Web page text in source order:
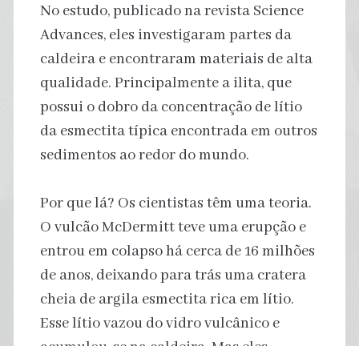
No estudo, publicado na revista Science
Advances, eles investigaram partes da
caldeira e encontraram materiais de alta
qualidade. Principalmente a ilita, que
possui o dobro da concentração de lítio
da esmectita típica encontrada em outros
sedimentos ao redor do mundo.
Por que lá? Os cientistas têm uma teoria.
O vulcão McDermitt teve uma erupção e
entrou em colapso há cerca de 16 milhões
de anos, deixando para trás uma cratera
cheia de argila esmectita rica em lítio.
Esse lítio vazou do vidro vulcânico e